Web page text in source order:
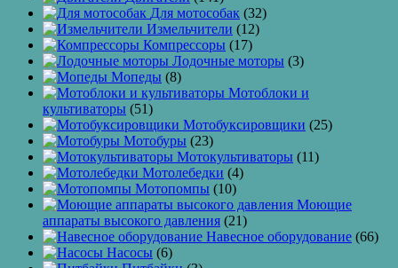
Для мотособак (32)
Измельчители (12)
Компрессоры (17)
Лодочные моторы (3)
Мопеды (8)
Мотоблоки и
культиваторы (51)
Мотобуксировщики (25)
Мотобуры (23)
Мотокультиваторы (11)
Мотолебедки (4)
Мотопомпы (10)
Моющие
аппараты высокого давления (21)
Навесное оборудование (66)
Насосы (6)